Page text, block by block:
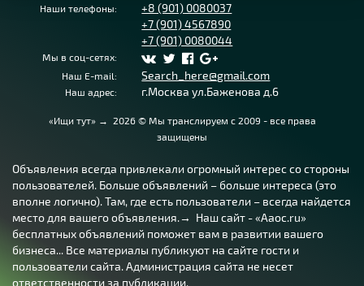
Наши телефоны:
+8 (901) 0080037
+7 (901) 4567890
+7 (901) 0080044
Мы в соц-сетях:
Наш E-mail:
Search_here@gmail.com
Наш адрес: г.Москва ул.Баженова д.6
«Ищи тут» → 2026© Мы транслируем с 2009 - все права
защищены
Объявления всегда привлекали огромный интерес со стороны
пользователей. Больше объявлений – больше интереса (это
вполне логично). Там, где есть пользователи – всегда найдется
место для вашего объявления.→ Наш сайт - «Aaoc.ru»
бесплатных объявлений поможет вам в развитии вашего
бизнеса... Все материалы публикуют на сайте гости и
пользователи сайта. Администрация сайта не несет
ответственности за публикации.